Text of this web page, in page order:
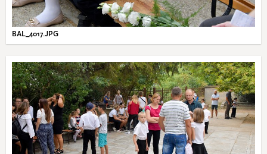
BAL_4017.JPG